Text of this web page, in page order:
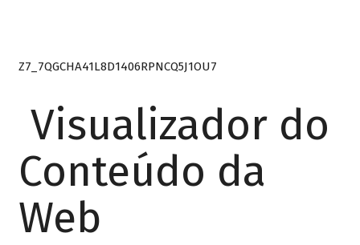
Z7_7QGCHA41L8D1406RPNCQ5J1OU7
Visualizador do
Conteúdo da
Web